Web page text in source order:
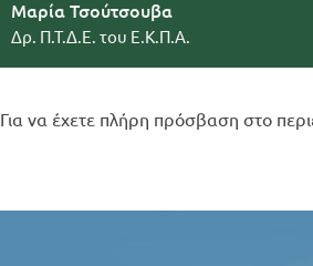
Μαρία Τσούτσουβα
Δρ. Π.Τ.Δ.Ε. του Ε.Κ.Π.Α.
Για να έχετε πλήρη πρόσβαση στο